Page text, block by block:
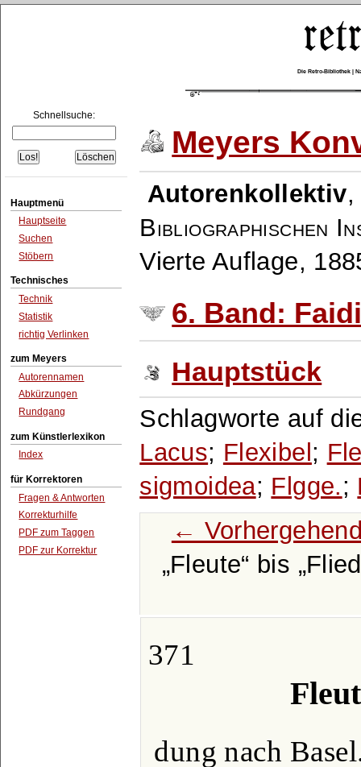
Die Retro-Bibliothek |
Schnellsuche:
Hauptmenü
Hauptseite
Suchen
Stöbern
Technisches
Technik
Statistik
richtig Verlinken
zum Meyers
Autorennamen
Abkürzungen
Rundgang
zum Künstlerlexikon
Index
für Korrektoren
Fragen & Antworten
Korrekturhilfe
PDF zum Taggen
PDF zur Korrektur
Meyers
Autorenkollektiv
Bibliographischen
Vierte Auflage,
6. Band:
Hauptstück
Schlagworte auf
Lacus; Flexibel;
sigmoidea; Flgge.;
←
Fleute
bis
371
dung nach